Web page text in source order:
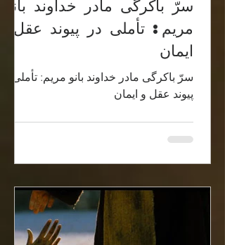
سرّ باکرگی مادر خداوند بانو
مریم: تأملی در پیوند عقل
ایمان
سرّ باکرگی مادر خداوند بانو مریم: تأملی
پیوند عقل و ایمان